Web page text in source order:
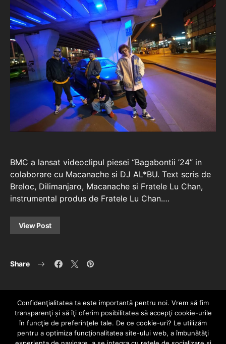
BMC a lansat videoclipul piesei “Bagabontii ’24” in
colaborare cu Macanache si DJ AL*BU. Text scris de
Breloc, Dilimanjaro, Macanache si Fratele Lu Chan,
instrumental produs de Fratele Lu Chan.…
View Post
Share
Confidenţialitatea ta este importantă pentru noi. Vrem să fim
transparenţi și să îţi oferim posibilitatea să accepţi cookie-urile
în funcţie de preferinţele tale. De ce cookie-uri? Le utilizăm
pentru a optimiza funcţionalitatea site-ului web, a îmbunătăţi